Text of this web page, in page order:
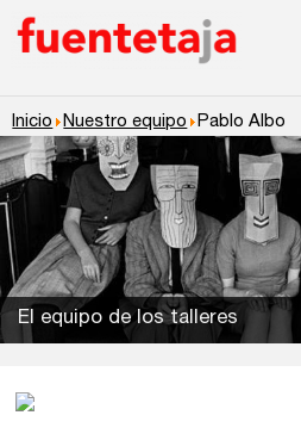
Inicio Nuestro equipo Pablo Albo
El equipo de los talleres